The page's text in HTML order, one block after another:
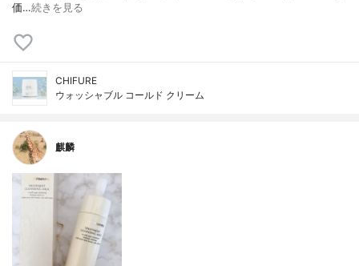
価…続きを見る
CHIFURE
ウォッシャブル コールド クリーム
麒麟